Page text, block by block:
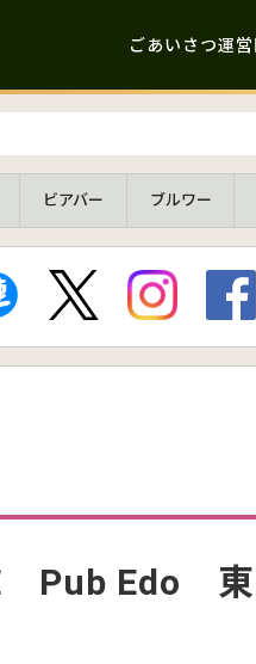
ごあいさつ運
ビアバー ブルワー
Pub Edo 東